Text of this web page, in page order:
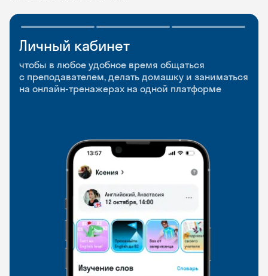
Личный кабинет
чтобы в любое удобное время общаться
с преподавателем, делать домашку и заниматься
на онлайн-тренажерах на одной платформе
Мобильное
приложение
чтобы заниматься и изучать новые слова где
и когда удобно
Разговорные клубы
и Talks
Групповые занятия для разговорной практики
и индивидуальные встречи с преподавателями